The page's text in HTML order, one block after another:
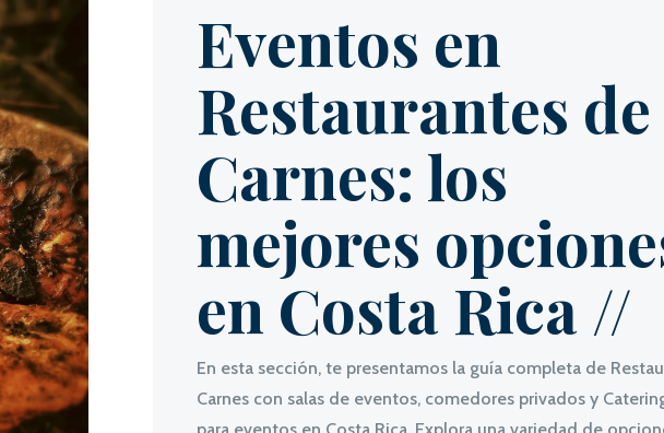
Eventos en
Restaurantes de
Carnes: los
mejores
en Costa Rica //
En esta sección, te presentamos la guía completa de
Carnes con salas de eventos, comedores privados y